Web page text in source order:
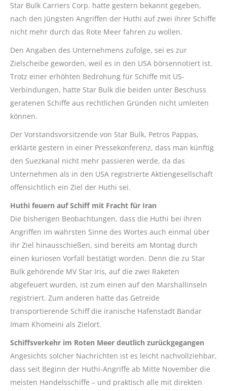
Star Bulk Carriers Corp. hatte gestern bekannt gegeben,
nach den jüngsten Angriffen der Huthi auf zwei ihrer Schiffe
nicht mehr durch das Rote Meer fahren zu wollen.
Den Angaben des Unternehmens zufolge, sei es zur
Zielscheibe geworden, weil es in den USA börsennotiert ist.
Trotz einer erhöhten Bedrohung für Schiffe mit US-
Verbindungen, hatte Star Bulk die beiden unter Beschuss
geratenen Schiffe aus rechtlichen Gründen nicht umleiten
können.
Der Vorstandsvorsitzende von Star Bulk, Petros Pappas,
erklärte gestern in einer Pressekonferenz, dass man künftig
den Suezkanal nicht mehr passieren werde, da das
Unternehmen als in den USA registrierte Aktiengesellschaft
offensichtlich ein Ziel der Huthi sei.
Huthi feuern auf Schiff mit Fracht für Iran
Die bisherigen Beobachtungen, dass die Huthi bei ihren
Angriffen im wahrsten Sinne des Wortes auch einmal über
ihr Ziel hinausschießen, sind bereits am Montag durch
einen kuriosen Vorfall bestätigt worden. Denn die zu Star
Bulk gehörende MV Star Iris, auf die zwei Raketen
abgefeuert wurden, ist zum einen auf den Marshallinseln
registriert. Zum anderen hatte das Getreide
transportierende Schiff die iranische Hafenstadt Bandar
Imam Khomeini als Zielort.
Schiffsverkehr im Roten Meer deutlich zurückgegangen
Angesichts solcher Nachrichten ist es leicht nachvollziehbar,
dass seit Beginn der Huthi-Angriffe ab Mitte November die
meisten Handelsschiffe – und praktisch alle mit direkten